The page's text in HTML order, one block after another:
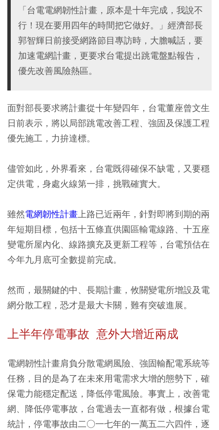
「台電電網韌性計畫，原本是十年完成，我說不
行！現在要用四年的時間把它做好。」經濟部長
郭智輝日前接受網路節目專訪時，大膽喊話，要
加速電網計畫，更要求台電提出跳電盤點報告，
優先改善風險熱區。
面對部長要求將計畫從十年變四年，台電董座曾文生
日前表示，將以局部跳電改善工程、強固及保護工程
優先施工，力拚達標。
儘管如此，外界看來，台電既得確保不缺電，又要穩
定供電，身處火線第一排，挑戰確實大。
雖然電網韌性計畫上路已近兩年，針對即將到期的兩
年短期目標，包括十五條直供園區輸電線路、十五座
變電所屋內化、線路擴充及更新工程等，台電預估在
今年九月底可全數提前完成。
然而，最關鍵的中、長期計畫，攸關變電所增設及電
網分散工程，恐才是最大卡關，難有突破進展。
上半年停電事故 意外大增近兩成
電網韌性計畫肩負分散電網風險、強固輸配電系統等
任務，目的是為了在未來用電需求大增的態勢下，確
保電力能穩定配送，降低停電風險。事實上，改善電
網、降低停電事故，台電過去一直都有做，根據台電
統計，停電事故由二○一七年的一萬五二六四件，逐